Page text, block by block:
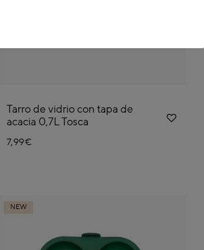
Tarro de vidrio con tapa de
acacia 0,7L Tosca
7,99€
NEW